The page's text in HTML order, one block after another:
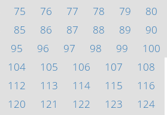
75 76 77 78 79
80
85 86 87 88 89
90
95 96 97 98 99
100
104 105 106 107
108
112 113 114 115
116
120 121 122 123
124